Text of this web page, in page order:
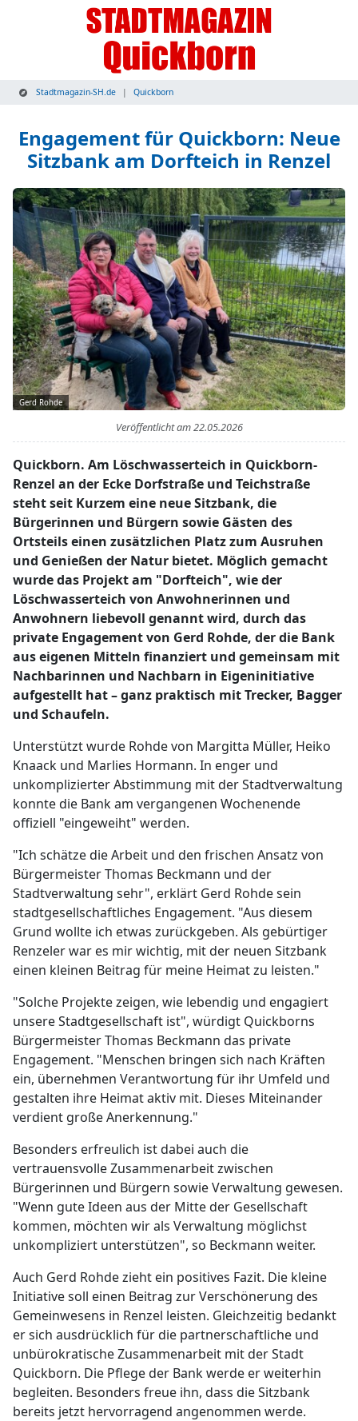
Stadtmagazin-SH.de Quickborn
Engagement für Quickborn: Neue
Sitzbank am Dorfteich in Renzel
Gerd Rohde
Veröffentlicht am22.05.2026
Quickborn. Am Löschwasserteich in Quickborn-
Renzel an der Ecke Dorfstraße und Teichstraße
steht seit Kurzem eine neue Sitzbank, die
Bürgerinnen und Bürgern sowie Gästen des
Ortsteils einen zusätzlichen Platz zum Ausruhen
und Genießen der Natur bietet. Möglich gemacht
wurde das Projekt am "Dorfteich", wie der
Löschwasserteich von Anwohnerinnen und
Anwohnern liebevoll genannt wird, durch das
private Engagement von Gerd Rohde, der die Bank
aus eigenen Mitteln finanziert und gemeinsam mit
Nachbarinnen und Nachbarn in Eigeninitiative
aufgestellt hat – ganz praktisch mit Trecker, Bagger
und Schaufeln.
Unterstützt wurde Rohde von Margitta Müller, Heiko
Knaack und Marlies Hormann. In enger und
unkomplizierter Abstimmung mit der Stadtverwaltung
konnte die Bank am vergangenen Wochenende
offiziell "eingeweiht" werden.
"Ich schätze die Arbeit und den frischen Ansatz von
Bürgermeister Thomas Beckmann und der
Stadtverwaltung sehr", erklärt Gerd Rohde sein
stadtgesellschaftliches Engagement. "Aus diesem
Grund wollte ich etwas zurückgeben. Als gebürtiger
Renzeler war es mir wichtig, mit der neuen Sitzbank
einen kleinen Beitrag für meine Heimat zu leisten."
"Solche Projekte zeigen, wie lebendig und engagiert
unsere Stadtgesellschaft ist", würdigt Quickborns
Bürgermeister Thomas Beckmann das private
Engagement. "Menschen bringen sich nach Kräften
ein, übernehmen Verantwortung für ihr Umfeld und
gestalten ihre Heimat aktiv mit. Dieses Miteinander
verdient große Anerkennung."
Besonders erfreulich ist dabei auch die
vertrauensvolle Zusammenarbeit zwischen
Bürgerinnen und Bürgern sowie Verwaltung gewesen.
"Wenn gute Ideen aus der Mitte der Gesellschaft
kommen, möchten wir als Verwaltung möglichst
unkompliziert unterstützen", so Beckmann weiter.
Auch Gerd Rohde zieht ein positives Fazit. Die kleine
Initiative soll einen Beitrag zur Verschönerung des
Gemeinwesens in Renzel leisten. Gleichzeitig bedankt
er sich ausdrücklich für die partnerschaftliche und
unbürokratische Zusammenarbeit mit der Stadt
Quickborn. Die Pflege der Bank werde er weiterhin
begleiten. Besonders freue ihn, dass die Sitzbank
bereits jetzt hervorragend angenommen werde.